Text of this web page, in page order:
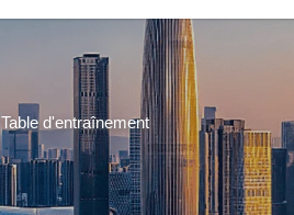
Table d'entraînement